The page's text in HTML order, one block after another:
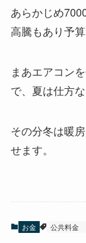
あらかじめ
高騰もあり予
まあエアコン
で、夏は仕方な
その分冬は暖
せます。
お金 公共料金